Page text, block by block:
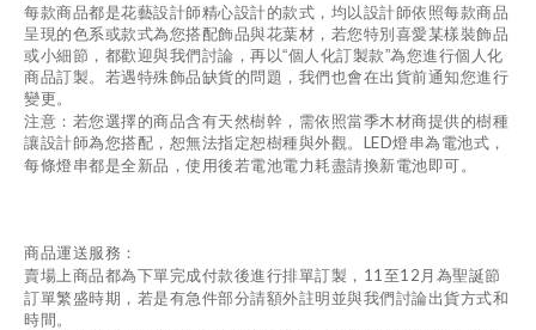
每款商品都是花藝設計師精心設計的款式，均以設計師依照每款商品
呈現的色系或款式為您搭配飾品與花葉材，若您特別喜愛某樣裝飾品
或小細節，都歡迎與我們討論，再以“個人化訂製款”為您進行個人化
商品訂製。若遇特殊飾品缺貨的問題，我們也會在出貨前通知您進行
變更。
注意：若您選擇的商品含有天然樹幹，需依照當季木材商提供的樹種
讓設計師為您搭配，恕無法指定恕樹種與外觀。 LED燈串為電池式，
每條燈串都是全新品，使用後若電池電力耗盡請換新電池即可。
商品運送服務：
賣場上商品都為下單完成付款後進行排單訂製， 11 至12 月為聖誕節
訂單繁盛時期，若是有急件部分請額外註明並與我們討論出貨方式和
時間。